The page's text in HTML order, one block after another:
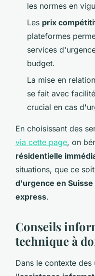
les normes en
Les prix
plateformes
services
budget.
La mise en
se fait avec
crucial en cas
En choisissant des
via cette page, on
résidentielle
situations, que ce
d'urgence en Suisse
express.
Conseils
technique à
Dans le contexte